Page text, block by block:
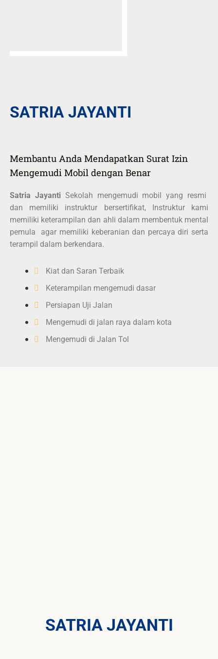
SATRIA JAYANTI
Membantu Anda Mendapatkan Surat Izin
Mengemudi Mobil dengan Benar
Satria JayantiSekolah mengemudi mobil yang resmi
dan memiliki instruktur bersertifikat, Instruktur kami
memiliki keterampilan dan ahli dalam membentuk mental
pemula agar memiliki keberanian dan percaya diri serta
terampil dalam berkendara.
Kiat dan Saran Terbaik
Keterampilan mengemudi dasar
Persiapan Uji Jalan
Mengemudi di jalan raya dalam kota
Mengemudi di Jalan Tol
SATRIA JAYANTI